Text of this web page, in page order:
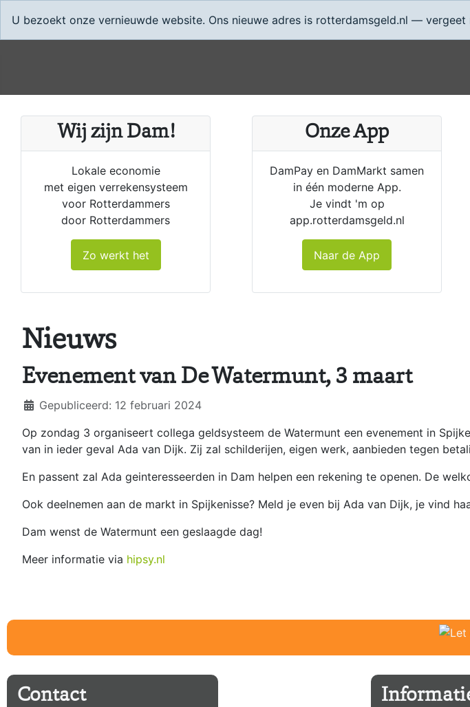
U bezoekt onze vernieuwde website. Ons nieuwe adres is rotterdamsgeld.nl —
Wij zijn Dam!
Lokale economie
met eigen verrekensysteem
voor Rotterdammers
door Rotterdammers
Zo werkt het
Onze App
DamPay en DamMarkt samen
in één moderne App.
Je vindt 'm op
app.rotterdamsgeld.nl
Naar de App
Nieuws
Evenement van De Watermunt, 3 maart
DetailsGepubliceerd: 12 februari 2024
Op zondag 3 organiseert collega geldsysteem de Watermunt een evenement in
van in ieder geval Ada van Dijk. Zij zal schilderijen, eigen werk, aanbieden tegen
En passent zal Ada geinteresseerden in Dam helpen een rekening te openen. De
Ook deelnemen aan de markt in Spijkenisse? Meld je even bij Ada van Dijk, je vind
Dam wenst de Watermunt een geslaagde dag!
Meer informatie via hipsy.nl
Contact